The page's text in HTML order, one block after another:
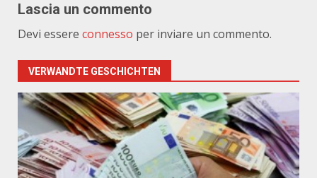
Lascia un commento
Devi essere connesso per inviare un commento.
VERWANDTE GESCHICHTEN